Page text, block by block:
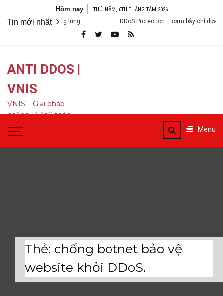
Hôm nay THỨ NĂM, 6TH THÁNG TÁM 2026
Tin mới nhất
bạn lạnh sống lưng DDoS Protection – cạm bẫy chỉ dựa vào
ANTI DDOS |
VNIS
VNIS – Giải pháp
chống DDoS toàn
diện
Menu
Thẻ: chống botnet bảo vệ
website khỏi DDoS.